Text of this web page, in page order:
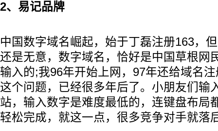
2、易记品牌
中国数字域名崛起，始于丁磊注册163，
还是无意，数字域名，恰好是中国草根网
输入的;我96年开始上网，97年还给域名
这个问题，已经很多年后了。小朋友们输
站，输入数字是难度最低的，连键盘布局
轻松完成，就这一点，很多竞争对手就落